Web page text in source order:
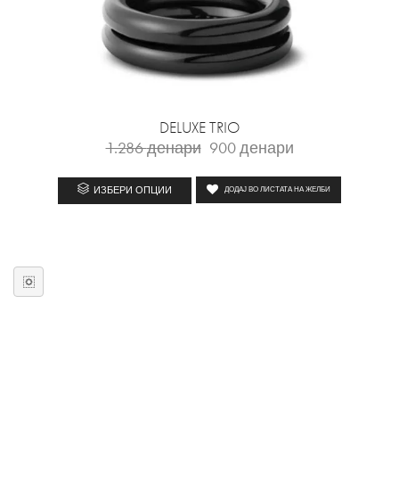
DELUXE TRIO
1.286денари 900денари
ИЗБЕРИ ОПЦИИ ДОДАЈ ВО ЛИСТАТА НА ЖЕЛБИ